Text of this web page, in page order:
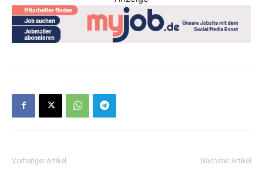
Vorheriger Artikel Nächster Artikel